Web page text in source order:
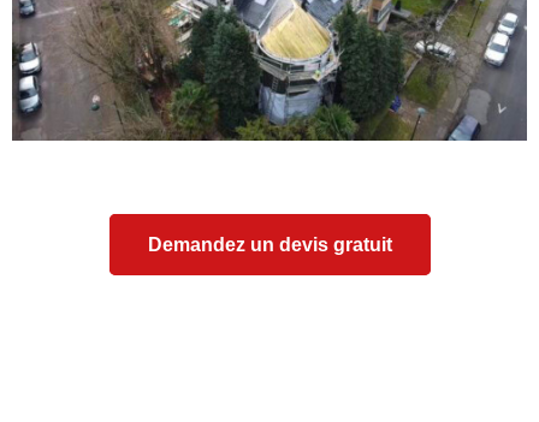
Demandez un devis gratuit